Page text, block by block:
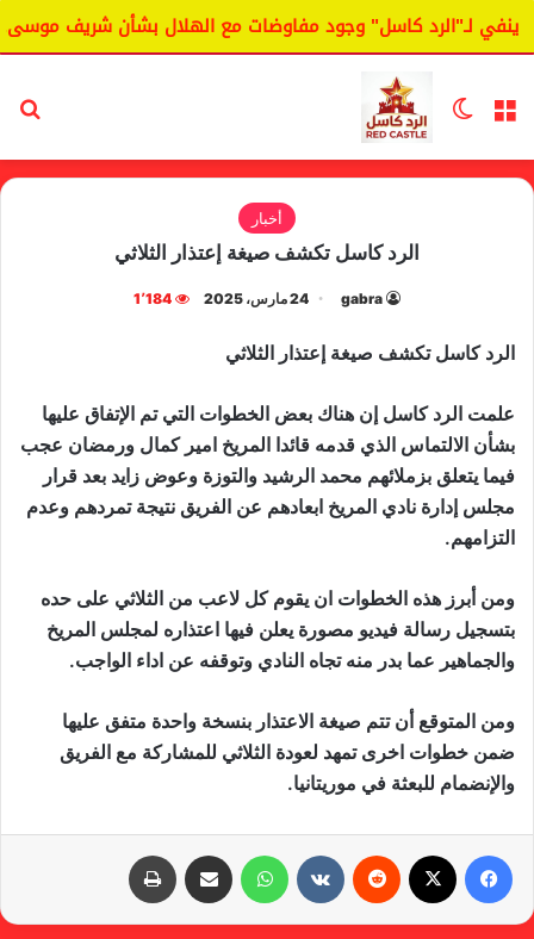
لـ"الرد كاسل" وجود مفاوضات مع الهلال بشأن شريف موسى.
القائمة الوضع المظلم
أخبار
الرد كاسل تكشف صيغة إعتذار الثلاثي
gabra 24 مارس، 2025 1٬184
الرد كاسل تكشف صيغة إعتذار الثلاثي
علمت الرد كاسل إن هناك بعض الخطوات التي تم الإتفاق عليها
بشأن الالتماس الذي قدمه قائدا المريخ امير كمال ورمضان عجب
فيما يتعلق بزملائهم محمد الرشيد والتوزة وعوض زايد بعد قرار
مجلس إدارة نادي المريخ ابعادهم عن الفريق نتيجة تمردهم وعدم
التزامهم.
ومن أبرز هذه الخطوات ان يقوم كل لاعب من الثلاثي على حده
بتسجيل رسالة فيديو مصورة يعلن فيها اعتذاره لمجلس المريخ
والجماهير عما بدر منه تجاه النادي وتوقفه عن اداء الواجب.
ومن المتوقع أن تتم صيغة الاعتذار بنسخة واحدة متفق عليها
ضمن خطوات اخرى تمهد لعودة الثلاثي للمشاركة مع الفريق
والإنضمام للبعثة في موريتانيا.
واتساب